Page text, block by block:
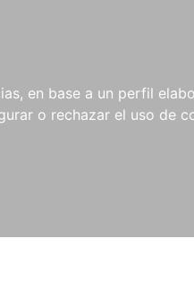
en base a un perfil
o rechazar el uso de